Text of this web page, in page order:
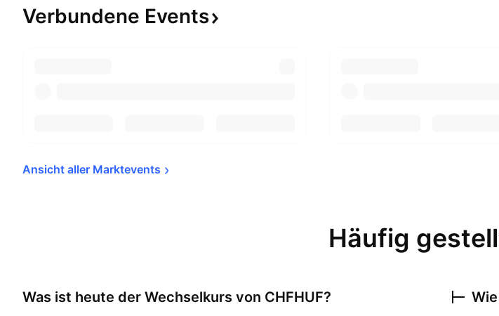
Verbundene Events
Ansicht aller Marktevents
Häufig
Was ist heute der Wechselkurs von CHFHUF?